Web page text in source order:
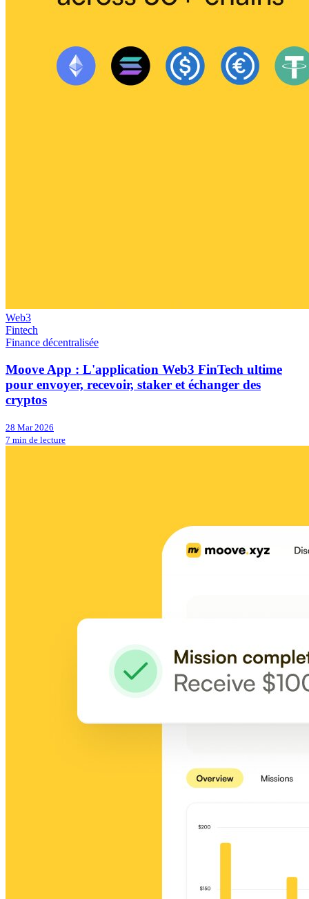
Web3
Fintech
Finance décentralisée
Moove App : L'application Web3 FinTech ultime
pour envoyer, recevoir, staker et échanger des
cryptos
28 Mar 2026
7 min de lecture